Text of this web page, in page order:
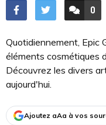
0
Quotidiennement, Epic
éléments cosmétiques
Découvrez les divers
aujourd'hui.
Ajoutez aAa à vos